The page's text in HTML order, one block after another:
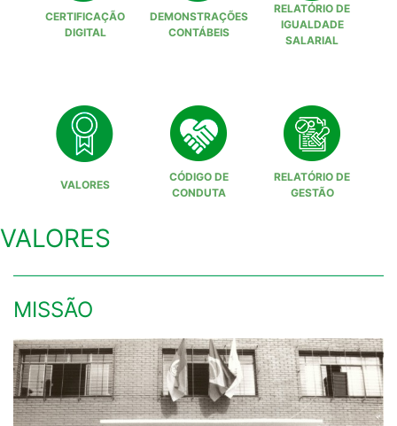
CERTIFICAÇÃO
DIGITAL
DEMONSTRAÇÕES
CONTÁBEIS
RELATÓRIO DE
IGUALDADE
SALARIAL
VALORES
CÓDIGO DE
CONDUTA
RELATÓRIO DE
GESTÃO
VALORES
MISSÃO